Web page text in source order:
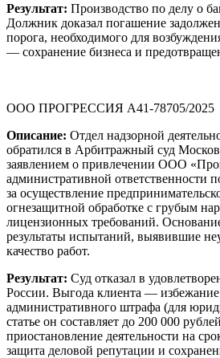
Результат: Производство по делу о
Должник доказал погашение
порога, необходимого для
— сохранение бизнеса и
ООО ПРОГРЕССИЯ А41-78705/2025
Описание: Отдел надзорной
обратился в Арбитражный суд
заявлением о привлечении ООО
административной ответственности
за осуществление
огнезащитной обработке с грубым
лицензионных требований.
результаты испытаний, выявившие
качество работ.
Результат: Суд отказал в
России. Выгода клиента — избежание
административного штрафа (для
статье он составляет до 200 000
приостановление деятельности на
защита деловой репутации и